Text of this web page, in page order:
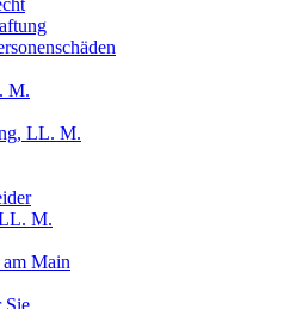
M.
LL. M.
M.
Main
Sie